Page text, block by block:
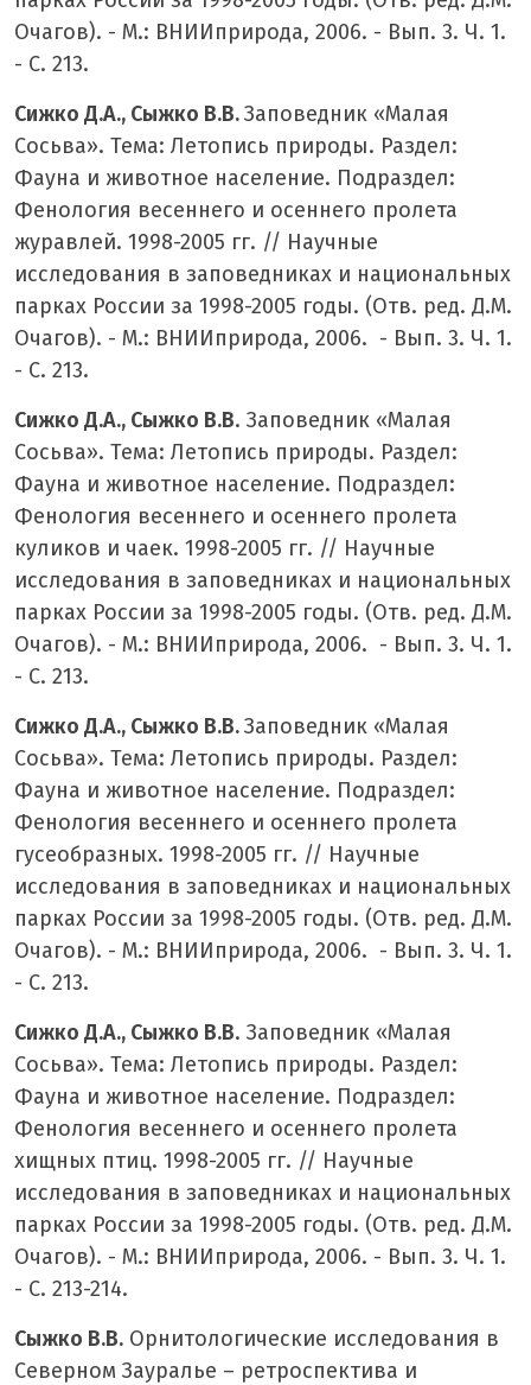
Очагов). - М.: ВНИИприрода, 2006. - Вып. 3. Ч. 1.
- С. 213.
Сижко Д.А., Сыжко В.В.Заповедник «Малая
Сосьва». Тема: Летопись природы. Раздел:
Фауна и животное население. Подраздел:
Фенология весеннего и осеннего пролета
журавлей. 1998-2005 гг. // Научные
исследования в заповедниках и национальных
парках России за 1998-2005 годы. (Отв. ред. Д.М.
Очагов). - М.: ВНИИприрода, 2006. - Вып. 3. Ч. 1.
- С. 213.
Сижко Д.А., Сыжко В.В. Заповедник «Малая
Сосьва». Тема: Летопись природы. Раздел:
Фауна и животное население. Подраздел:
Фенология весеннего и осеннего пролета
куликов и чаек. 1998-2005 гг. // Научные
исследования в заповедниках и национальных
парках России за 1998-2005 годы. (Отв. ред. Д.М.
Очагов). - М.: ВНИИприрода, 2006. - Вып. 3. Ч. 1.
- С. 213.
Сижко Д.А., Сыжко В.В.Заповедник «Малая
Сосьва». Тема: Летопись природы. Раздел:
Фауна и животное население. Подраздел:
Фенология весеннего и осеннего пролета
гусеобразных. 1998-2005 гг. // Научные
исследования в заповедниках и национальных
парках России за 1998-2005 годы. (Отв. ред. Д.М.
Очагов). - М.: ВНИИприрода, 2006. - Вып. 3. Ч. 1.
- С. 213.
Сижко Д.А., Сыжко В.В. Заповедник «Малая
Сосьва». Тема: Летопись природы. Раздел:
Фауна и животное население. Подраздел:
Фенология весеннего и осеннего пролета
хищных птиц. 1998-2005 гг. // Научные
исследования в заповедниках и национальных
парках России за 1998-2005 годы. (Отв. ред. Д.М.
Очагов). - М.: ВНИИприрода, 2006. - Вып. 3. Ч. 1.
- С. 213-214.
Сыжко В.В. Орнитологические исследования в
Северном Зауралье – ретроспектива и